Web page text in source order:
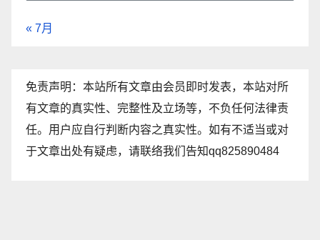
« 7月
免责声明：本站所有文章由会员即时发表，本站对所
有文章的真实性、完整性及立场等，不负任何法律责
任。用户应自行判断内容之真实性。如有不适当或对
于文章出处有疑虑，请联络我们告知qq825890484